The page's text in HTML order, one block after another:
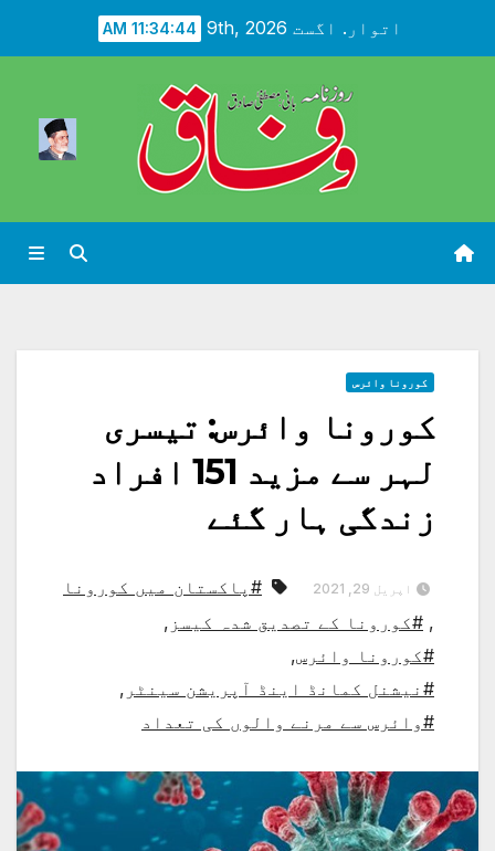
اتوار. اگست 9th, 2026 11:34:46 AM
کورونا وائرس
کورونا وائرس: تیسری
لہر سے مزید 151 افراد
زندگی ہار گئے
اپریل 29, 2021
#پاکستان میں کورونا
, #کورونا کے تصدیق شدہ کیسز ,
#کورونا وائرس,
#نیشنل کمانڈ اینڈ آپریشن سینٹر ,
#وائرس سے مرنے والوں کی تعداد